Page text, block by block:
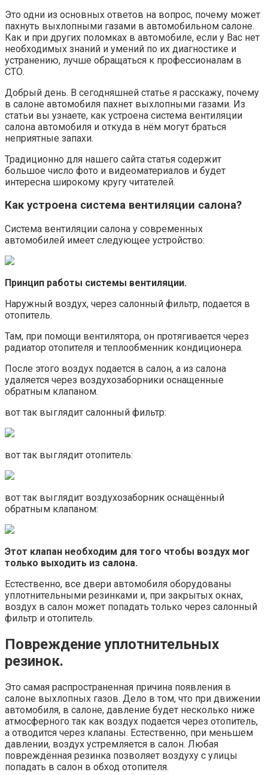
Это одни из основных ответов на вопрос, почему может
пахнуть выхлопными газами в автомобильном салоне.
Как и при других поломках в автомобиле, если у Вас нет
необходимых знаний и умений по их диагностике и
устранению, лучше обращаться к профессионалам в
СТО.
Добрый день. В сегодняшней статье я расскажу, почему
в салоне автомобиля пахнет выхлопными газами. Из
статьи вы узнаете, как устроена система вентиляции
салона автомобиля и откуда в нём могут браться
неприятные запахи.
Традиционно для нашего сайта статья содержит
большое число фото и видеоматериалов и будет
интересна широкому кругу читателей.
Как устроена система вентиляции салона?
Система вентиляции салона у современных
автомобилей имеет следующее устройство:
Принцип работы системы вентиляции.
Наружный воздух, через салонный фильтр, подается в
отопитель.
Там, при помощи вентилятора, он протягивается через
радиатор отопителя и теплообменник кондиционера.
После этого воздух подается в салон, а из салона
удаляется через воздухозаборники оснащенные
обратным клапаном.
вот так выглядит салонный фильтр:
вот так выглядит отопитель:
вот так выглядит воздухозаборник оснащённый
обратным клапаном:
Этот клапан необходим для того чтобы воздух мог
только выходить из салона.
Естественно, все двери автомобиля оборудованы
уплотнительными резинками и, при закрытых окнах,
воздух в салон может попадать только через салонный
фильтр и отопитель.
Повреждение уплотнительных
резинок.
Это самая распространенная причина появления в
салоне выхлопных газов. Дело в том, что при движении
автомобиля, в салоне, давление будет несколько ниже
атмосферного так как воздух подается через отопитель,
а отводится через клапаны. Естественно, при меньшем
давлении, воздух устремляется в салон. Любая
повреждённая резинка позволяет воздуху с улицы
попадать в салон в обход отопителя.